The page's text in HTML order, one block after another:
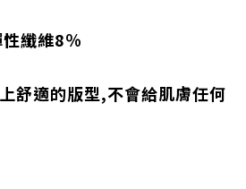
纖維8％
舒適的版型,不會給肌膚任何